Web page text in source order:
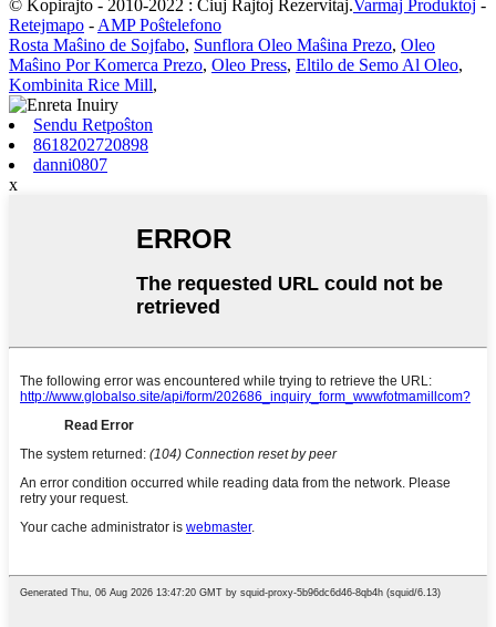
© Kopirajto - 2010-2022 : Ĉiuj Rajtoj Rezervitaj.Varmaj Produktoj -
Retejmapo -AMP Poŝtelefono
Rosta Maŝino de Sojfabo, Sunflora Oleo Maŝina Prezo, Oleo
Maŝino Por Komerca Prezo, Oleo Press, Eltilo de Semo Al Oleo,
Kombinita Rice Mill,
Sendu Retpoŝton
8618202720898
danni0807
x